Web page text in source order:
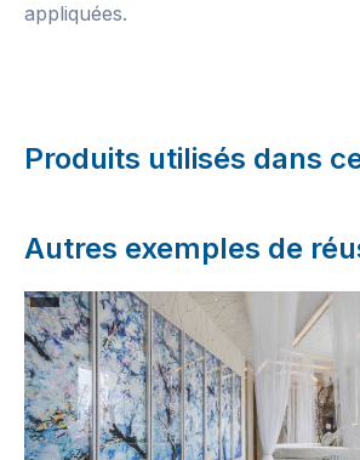
appliquées.
Produits utilisés dans
Autres exemples de